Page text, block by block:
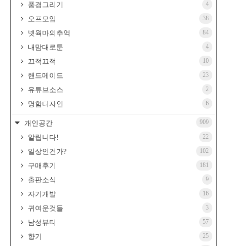
풍경그리기 4
오프모임 38
넷웍마의추억 84
내맘대로툰 4
끄적끄적 10
핸드메이드 23
유튜브소스 2
명함디자인 6
개인공간 909
알립니다! 22
일상인건가? 102
구매후기 181
출판소식 9
자기개발 16
귀여운것들 3
남성뷰티 57
향기 25